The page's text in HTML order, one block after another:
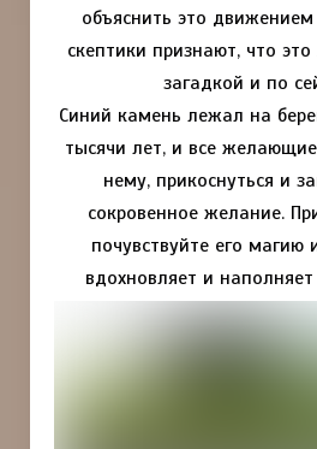
объяснить это
скептики признают, что это
загадкой и по
Синий камень лежал на
тысячи лет, и все
нему, прикоснуться и
сокровенное желание.
почувствуйте его магию
вдохновляет и